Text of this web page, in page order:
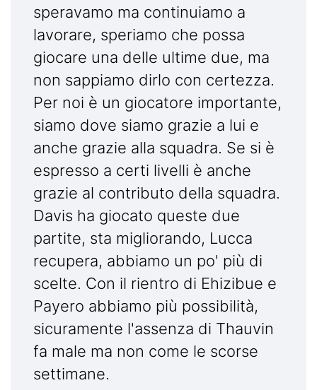
speravamo ma continuiamo a
lavorare, speriamo che possa
giocare una delle ultime due, ma
non sappiamo dirlo con certezza.
Per noi è un giocatore importante,
siamo dove siamo grazie a lui e
anche grazie alla squadra. Se si è
espresso a certi livelli è anche
grazie al contributo della squadra.
Davis ha giocato queste due
partite, sta migliorando, Lucca
recupera, abbiamo un po' più di
scelte. Con il rientro di Ehizibue e
Payero abbiamo più possibilità,
sicuramente l'assenza di Thauvin
fa male ma non come le scorse
settimane.